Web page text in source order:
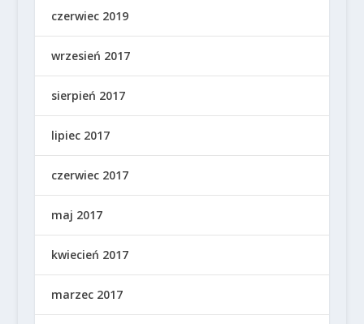
czerwiec 2019
wrzesień 2017
sierpień 2017
lipiec 2017
czerwiec 2017
maj 2017
kwiecień 2017
marzec 2017